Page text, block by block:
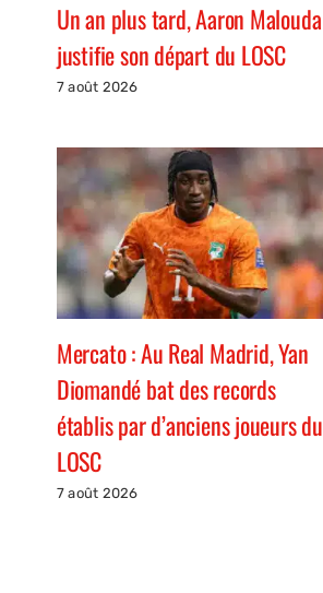
Un an plus tard, Aaron Malouda
justifie son départ du LOSC
7 août 2026
Mercato : Au Real Madrid, Yan
Diomandé bat des records
établis par d’anciens joueurs du
LOSC
7 août 2026